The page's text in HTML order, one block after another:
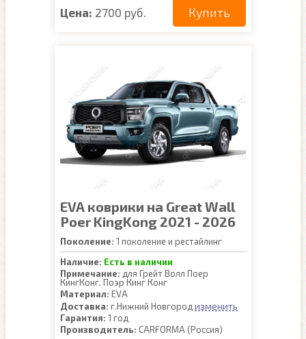
Цена: 2700 руб. Купить
EVA коврики на Great Wall
Poer KingKong 2021 - 2026
Поколение: 1 поколение и рестайлинг
Наличие: Есть в наличии
Примечание: для Грейт Волл Поер
КингКонг, Поэр Кинг Конг
Материал: EVA
Доставка: г.Нижний Новгород изменить
Гарантия: 1 год
Производитель: CARFORMA (Россия)